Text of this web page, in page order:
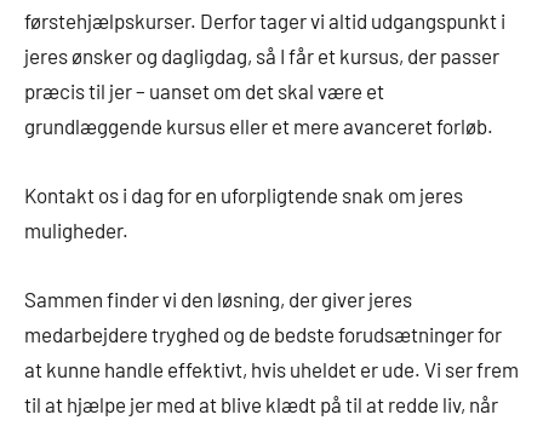
førstehjælpskurser. Derfor tager vi altid udgangspunkt i
jeres ønsker og dagligdag, så I får et kursus, der passer
præcis til jer – uanset om det skal være et
grundlæggende kursus eller et mere avanceret forløb.
Kontakt os i dag for en uforpligtende snak om jeres
muligheder.
Sammen finder vi den løsning, der giver jeres
medarbejdere tryghed og de bedste forudsætninger for
at kunne handle effektivt, hvis uheldet er ude. Vi ser frem
til at hjælpe jer med at blive klædt på til at redde liv, når